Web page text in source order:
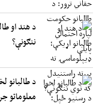
د هند او
ننګونې؟
د طالبانو
معلوماتو